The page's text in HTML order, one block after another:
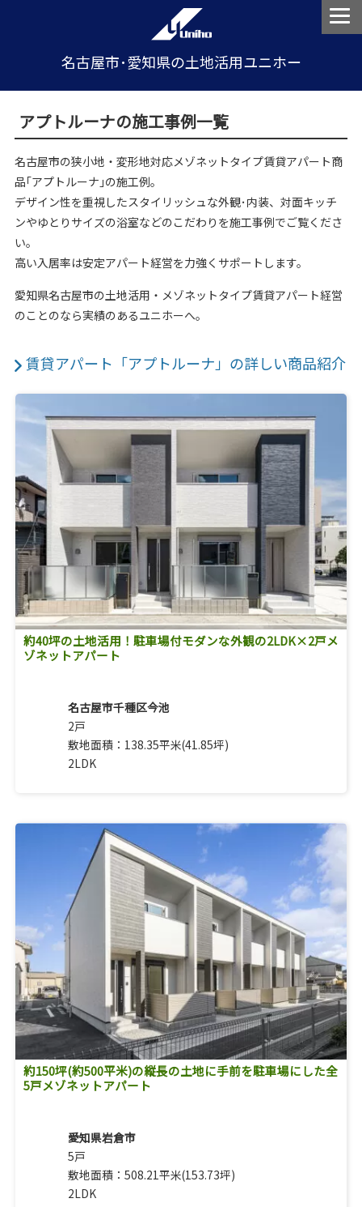
名古屋市･愛知県の土地活用ユニホー
アプトルーナの施工事例一覧
名古屋市の狭小地・変形地対応メゾネットタイプ賃貸アパート商
品｢アプトルーナ｣の施工例。
デザイン性を重視したスタイリッシュな外観･内装、対面キッチ
ンやゆとりサイズの浴室などのこだわりを施工事例でご覧くださ
い。
高い入居率は安定アパート経営を力強くサポートします。
愛知県名古屋市の土地活用・メゾネットタイプ賃貸アパート経営
のことのなら実績のあるユニホーへ。
賃貸アパート「アプトルーナ」の詳しい商品紹介
約40坪の土地活用！駐車場付モダンな外観の2LDK×2戸メ
ゾネットアパート
名古屋市千種区今池
2戸
敷地面積：138.35平米(41.85坪)
2LDK
約150坪(約500平米)の縦長の土地に手前を駐車場にした全
5戸メゾネットアパート
愛知県岩倉市
5戸
敷地面積：508.21平米(153.73坪)
2LDK